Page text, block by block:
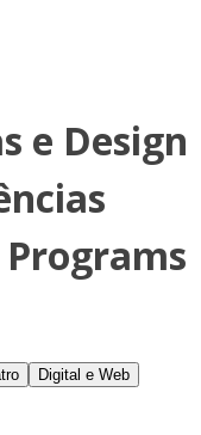
e Design
Digital e Web